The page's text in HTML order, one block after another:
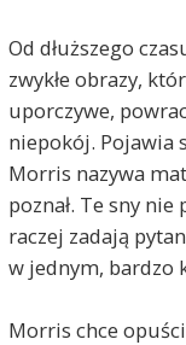
Od dłuższego
zwykłe obrazy,
uporczywe,
niepokój. Pojawia
Morris nazywa
poznał. Te sny
raczej zadają
w jednym, bardzo
Morris chce